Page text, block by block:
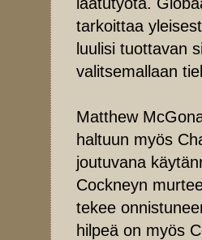
tarkoittaa
luulisi tuottavan
valitsemallaan
Matthew
haltuun myös
joutuvana
Cockneyn
tekee
hilpeä on myös